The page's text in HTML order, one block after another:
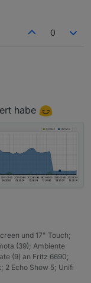
0
habe
und 17" Touch;
(39); Ambiente
(9) an Fritz 6690;
2 Echo Show 5; Unifi